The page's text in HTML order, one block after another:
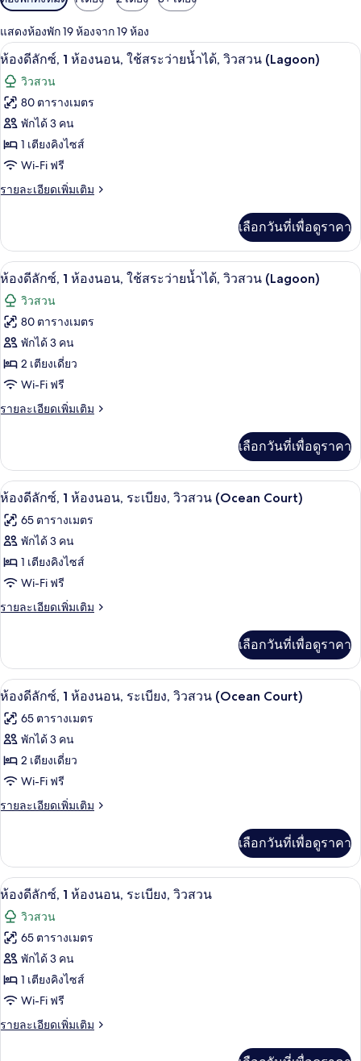
กรอง
ที่
มี
ให้
สำหรับ
ห้อง
พัก
แสดงห้องพัก 19 ห้องจาก 19 ห้อง
เปิด
ภาพถ่าย
ทั้งหมด
ของ
ห้อง
ดี
ลัก
1
ห้อง
นอน,
ใช้
สระ
ว่าย
น้ำ
(Lagoon)
3 สระว่ายน้ำกลางแจ้ง เปิด 7:00 น. ถึง
7
ห้องดีลักซ์, 1 ห้องนอน, ใช้สระว่ายน้ำได้, วิวสวน (Lagoon)
วิวสวน
80 ตารางเมตร
พักได้ 3 คน
1 เตียงคิงไซส์
Wi-Fi ฟรี
รายละเอียดเพิ่มเติม
ราย
เกี่ยว
กับ
ห้อง
ลัก
ซ์,
ห้อง
นอน,
ใช้
สระ
ว่าย
สวน
(Lagoon)
เลือกวันที่เพื่อดูราคา
เปิด
ภาพถ่าย
ทั้งหมด
ของ
ห้อง
ดี
ลัก
1
ห้อง
นอน,
ใช้
สระ
ว่าย
น้ำ
ได้,
สวน
(Lagoon)
3 สระว่ายน้ำกลางแจ้ง เปิด 7:00 น. ถึง
8
ห้องดีลักซ์, 1 ห้องนอน, ใช้สระว่ายน้ำได้, วิวสวน (Lagoon)
วิวสวน
80 ตารางเมตร
พักได้ 3 คน
2 เตียงเดี่ยว
Wi-Fi ฟรี
รายละเอียดเพิ่มเติม
ราย
เกี่ยว
กับ
ห้อง
ลัก
ซ์,
ห้อง
นอน,
สระ
วิว
สวน
(Lagoon)
เลือกวันที่เพื่อดูราคา
เปิด
ภาพถ่าย
ทั้งหมด
ของ
ห้อง
ดี
ซ์,
ห้อง
นอน,
ระเบียง,
วิว
สวน
(Ocean
ห้องดีลักซ์, 1 ห้องนอน, ระเบียง, วิวสว
8
ห้องดีลักซ์, 1 ห้องนอน, ระเบียง, วิวสวน (Ocean Court)
65 ตารางเมตร
พักได้ 3 คน
1 เตียงคิงไซส์
Wi-Fi ฟรี
รายละเอียดเพิ่มเติม
ราย
เกี่ยว
กับ
ห้อง
ลัก
ซ์,
ห้อง
นอน,
วิว
เลือกวันที่เพื่อดูราคา
เปิด
ภาพถ่าย
ทั้งหมด
ของ
ห้อง
ดี
ซ์,
ห้อง
นอน,
ระเบียง,
วิว
สวน
(Ocean
Court)
ห้องดีลักซ์, 1 ห้องนอน, ระเบียง, วิวสว
8
ห้องดีลักซ์, 1 ห้องนอน, ระเบียง, วิวสวน (Ocean Court)
65 ตารางเมตร
พักได้ 3 คน
2 เตียงเดี่ยว
Wi-Fi ฟรี
รายละเอียดเพิ่มเติม
ราย
เกี่ยว
กับ
ห้อง
ลัก
ซ์,
ห้อง
นอน,
ระเบียง,
วิว
สวน
เลือกวันที่เพื่อดูราคา
เปิด
ภาพถ่าย
ทั้งหมด
ของ
ห้อง
ดี
ลัก
ห้องดีลักซ์, 1 ห้องนอน, ระเบียง, วิวสว
7
ห้องดีลักซ์, 1 ห้องนอน, ระเบียง, วิวสวน
วิวสวน
65 ตารางเมตร
พักได้ 3 คน
1 เตียงคิงไซส์
Wi-Fi ฟรี
รายละเอียดเพิ่มเติม
ราย